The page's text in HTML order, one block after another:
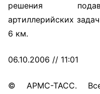
решения
артиллерийских
6 км.
06.10.2006 // 11:01
© АРМС-ТАСС.